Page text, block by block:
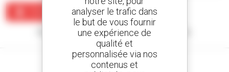
Créer une alerte
Aucun résultat ne correspond à votre recherche.
analyser le trafic dans
le but de vous fournir
une expérience de
qualité et
personnalisée via nos
contenus et